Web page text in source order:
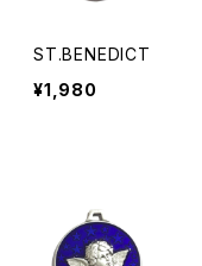
ST.BENEDICT
¥1,980